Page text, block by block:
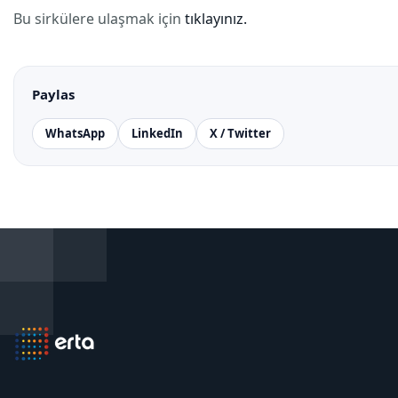
Bu sirkülere ulaşmak için tıklayınız.
Paylas
WhatsApp LinkedIn X / Twitter